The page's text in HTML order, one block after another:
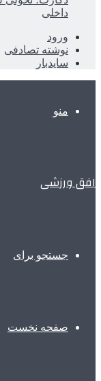
داخلی
ورود
نوشته تصادفی
سایدبار
منو
افق ورزشی
جستجو برای
صفحه نخست